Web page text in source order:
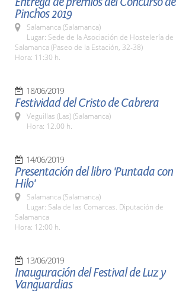
Pinchos 2019
Salamanca (Salamanca)
Lugar: Sede de la Asociación de Hostelería de
Salamanca (Paseo de la Estación, 32-38)
Hora: 11:30 h.
18/06/2019
Festividad del Cristo de Cabrera
Veguillas (Las) (Salamanca)
Hora: 12.00 h.
14/06/2019
Presentación del libro 'Puntada con
Hilo'
Salamanca (Salamanca)
Lugar: Sala de las Comarcas. Diputación de
Salamanca
Hora: 12:00 h.
13/06/2019
Inauguración del Festival de Luz y
Vanguardias